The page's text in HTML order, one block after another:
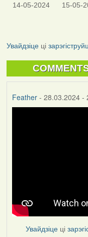
14-05-2024 15-05-
Увайдзіцеці
Feather- 28.03.2024 -
Увайдзіце ці